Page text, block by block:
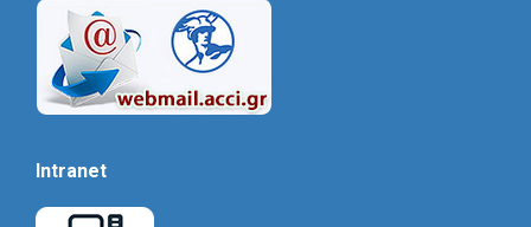
Intranet